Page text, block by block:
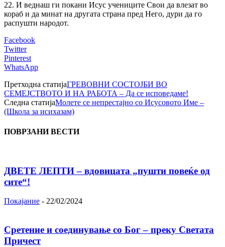
22. И веднаш ги покани Исус учениците Свои да влезат во
кораб и да минат на другата страна пред Него, дури да го
распушти народот.
Facebook
Twitter
Pinterest
WhatsApp
Претходна статијаГРЕВОВНИ СОСТОЈБИ ВО
СЕМЕЈСТВОТО И НА РАБОТА – Да се исповедаме!
Следна статијаМолете се непрестајно со Исусовото Име –
(Школа за исихазам)
ПОВРЗАНИ ВЕСТИ
ДВЕТЕ ЛЕПТИ – вдовицата „пушти повеќе од
сите“!
Покајание - 22/02/2024
Сретение и соединување со Бог – преку Светата
Причест